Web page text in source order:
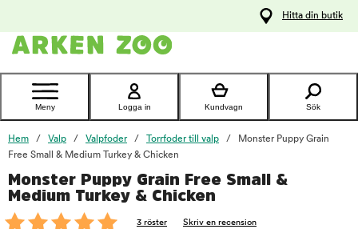
Kontakta
Hitta din butik
Meny Logga in Kundvagn Sök
Hem Valp Valpfoder Torrfoder till valp
Monster Puppy Grain
Free Small & Medium Turkey & Chicken
Monster Puppy Grain Free Small &
Medium Turkey & Chicken
3 röster Skriv en recension
foo